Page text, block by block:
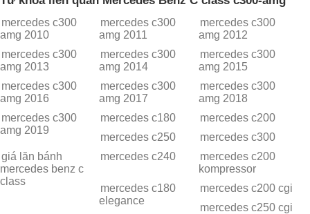
mercedes c300
amg 2010
mercedes c300
amg 2011
mercedes c300
amg 2012
mercedes c300
amg 2013
mercedes c300
amg 2014
mercedes c300
amg 2015
mercedes c300
amg 2016
mercedes c300
amg 2017
mercedes c300
amg 2018
mercedes c300
amg 2019
mercedes c180
mercedes c200
mercedes c250
mercedes c300
giá lăn bánh
mercedes benz c
class
mercedes c240
mercedes c200
kompressor
mercedes c180
elegance
mercedes c200 cgi
mercedes c250 cgi